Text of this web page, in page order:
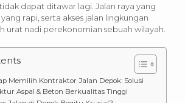
dapat ditawar lagi. Jalan raya yang
rapi, serta akses jalan lingkungan
urat nadi perekonomian sebuah wilayah.
Memilih Kontraktor Jalan Depok: Solusi
Aspal & Beton Berkualitas Tinggi